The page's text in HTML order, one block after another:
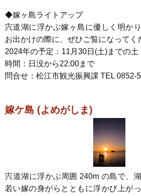
◆嫁ヶ島ライトアップ
宍道湖に浮かぶ嫁ヶ島に優しく明か
お出かけの際に、ぜひご覧になってく
2024年の予定：11月30日(土)までの土
時間：日没から22:00まで
問合せ：松江市観光振興課 TEL 0852-
嫁ケ島 (よめがしま)
宍道湖に浮かぶ周囲 240m の島で、
若い嫁の身がらとともに浮かび上が